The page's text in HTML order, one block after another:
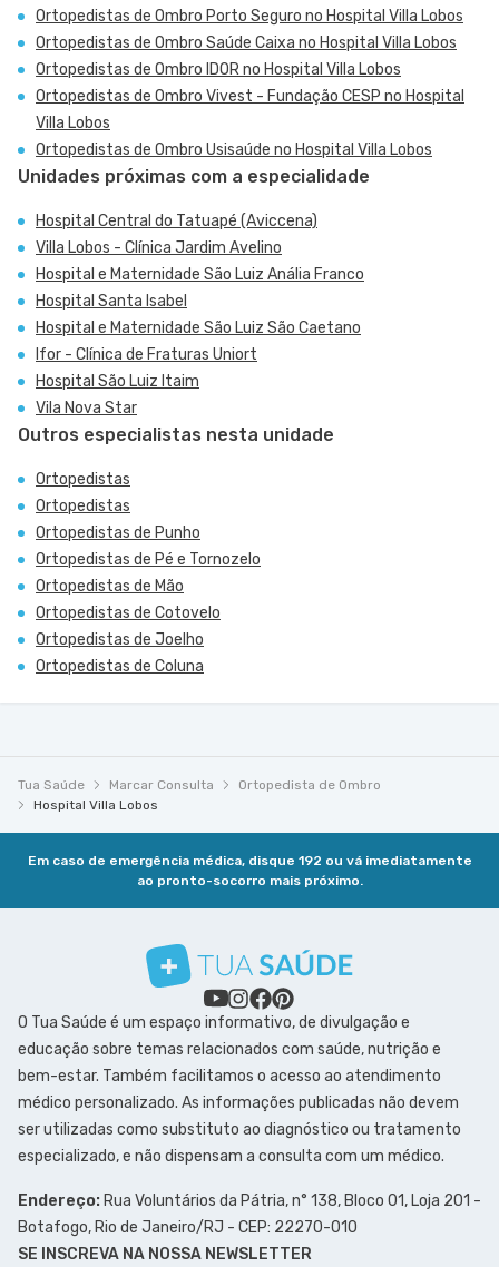
Ortopedistas de Ombro Porto Seguro no Hospital Villa Lobos
Ortopedistas de Ombro Saúde Caixa no Hospital Villa Lobos
Ortopedistas de Ombro IDOR no Hospital Villa Lobos
Ortopedistas de Ombro Vivest - Fundação CESP no Hospital
Villa Lobos
Ortopedistas de Ombro Usisaúde no Hospital Villa Lobos
Unidades próximas com a especialidade
Hospital Central do Tatuapé (Aviccena)
Villa Lobos - Clínica Jardim Avelino
Hospital e Maternidade São Luiz Anália Franco
Hospital Santa Isabel
Hospital e Maternidade São Luiz São Caetano
Ifor - Clínica de Fraturas Uniort
Hospital São Luiz Itaim
Vila Nova Star
Outros especialistas nesta unidade
Ortopedistas
Ortopedistas
Ortopedistas de Punho
Ortopedistas de Pé e Tornozelo
Ortopedistas de Mão
Ortopedistas de Cotovelo
Ortopedistas de Joelho
Ortopedistas de Coluna
Tua Saúde Marcar Consulta
Ortopedista de Ombro
Hospital Villa Lobos
Em caso de emergência médica, disque 192 ou vá imediatamente
ao pronto-socorro mais próximo.
O Tua Saúde é um espaço informativo, de divulgação e
educação sobre temas relacionados com saúde, nutrição e
bem-estar. Também facilitamos o acesso ao atendimento
médico personalizado. As informações publicadas não devem
ser utilizadas como substituto ao diagnóstico ou tratamento
especializado, e não dispensam a consulta com um médico.
Endereço: Rua Voluntários da Pátria, n° 138, Bloco 01, Loja 201 -
Botafogo, Rio de Janeiro/RJ - CEP: 22270-010
SE INSCREVA NA NOSSA NEWSLETTER